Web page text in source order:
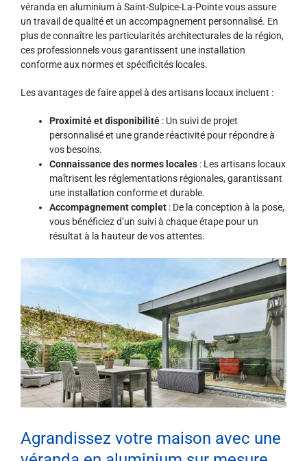
véranda en aluminium à Saint-Sulpice-La-Pointe vous assure
un travail de qualité et un accompagnement personnalisé. En
plus de connaître les particularités architecturales de la région,
ces professionnels vous garantissent une installation
conforme aux normes et spécificités locales.
Les avantages de faire appel à des artisans locaux incluent :
Proximité et disponibilité : Un suivi de projet
personnalisé et une grande réactivité pour répondre à
vos besoins.
Connaissance des normes locales : Les artisans locaux
maîtrisent les réglementations régionales, garantissant
une installation conforme et durable.
Accompagnement complet : De la conception à la pose,
vous bénéficiez d’un suivi à chaque étape pour un
résultat à la hauteur de vos attentes.
Agrandissez votre maison avec une